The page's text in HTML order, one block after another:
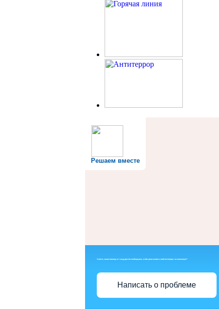
Решаем вместе
Знаете, какая помощь от государства необходима, чтобы реализовать свой потенциал на максимум?
Написать о проблеме